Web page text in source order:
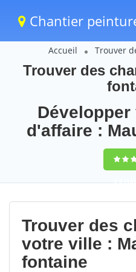
Chantier
Accueil Trouver
Trouver des
d'affaire :
9,5
Trouver des
votre ville :
fontaine